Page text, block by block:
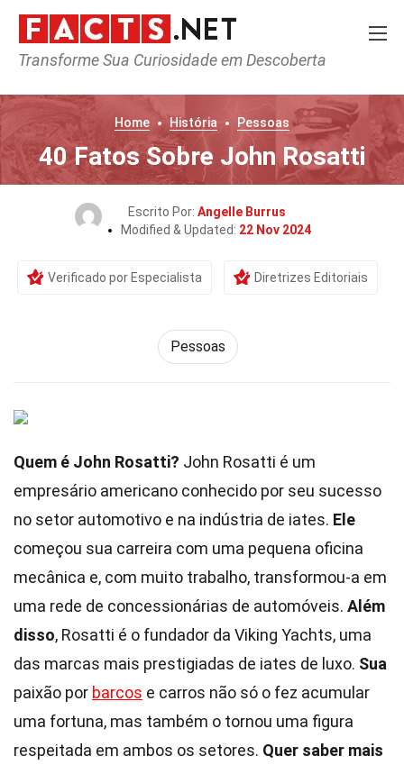
Transforme Sua Curiosidade em Descoberta
Home História Pessoas
40 Fatos Sobre John Rosatti
Escrito Por: Angelle Burrus
Modified & Updated: 22 Nov 2024
Verificado por Especialista Diretrizes Editoriais
Pessoas
Quem é John Rosatti? John Rosatti é um
empresário americano conhecido por seu sucesso
no setor automotivo e na indústria de iates. Ele
começou sua carreira com uma pequena oficina
mecânica e, com muito trabalho, transformou-a em
uma rede de concessionárias de automóveis. Além
disso, Rosatti é o fundador da Viking Yachts, uma
das marcas mais prestigiadas de iates de luxo. Sua
paixão por barcos e carros não só o fez acumular
uma fortuna, mas também o tornou uma figura
respeitada em ambos os setores. Quer saber mais